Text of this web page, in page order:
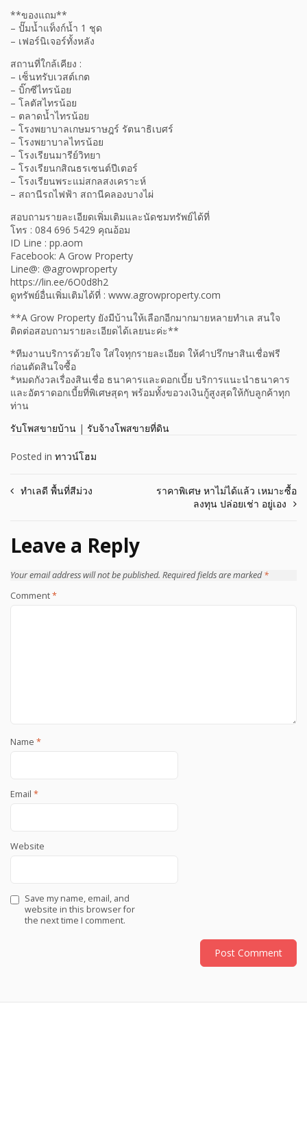
**ของแถม**
– ปั๊มน้ำแท็งก์น้ำ 1 ชุด
– เฟอร์นิเจอร์ทั้งหลัง
สถานที่ใกล้เคียง :
– เซ็นทรับเวสต์เกต
– บิ๊กซีไทรน้อย
– โลตัสไทรน้อย
– ตลาดน้ำไทรน้อย
– โรงพยาบาลเกษมราษฎร์ รัตนาธิเบศร์
– โรงพยาบาลไทรน้อย
– โรงเรียนมารีย์วิทยา
– โรงเรียนกสิณธรเซนต์ปีเตอร์
– โรงเรียนพระแม่สกลสงเคราะห์
– สถานีรถไฟฟ้า สถานีคลองบางไผ่
สอบถามรายละเอียดเพิ่มเติมและนัดชมทรัพย์ได้ที่
โทร : 084 696 5429 คุณอ้อม
ID Line : pp.aom
Facebook: A Grow Property
Line@: @agrowproperty
https://lin.ee/6O0d8h2
ดูทรัพย์อื่นเพิ่มเติมได้ที่ : www.agrowproperty.com
**A Grow Property ยังมีบ้านให้เลือกอีกมากมายหลายทำเล สนใจ
ติดต่อสอบถามรายละเอียดได้เลยนะค่ะ**
*ทีมงานบริการด้วยใจ ใส่ใจทุกรายละเอียด ให้คำปรึกษาสินเชื่อฟรี
ก่อนตัดสินใจซื้อ
*หมดกังวลเรื่องสินเชื่อ ธนาคารและดอกเบี้ย บริการแนะนำธนาคาร
และอัตราดอกเบี้ยที่พิเศษสุดๆ พร้อมทั้งขอวงเงินกู้สูงสุดให้กับลูกค้าทุก
ท่าน
รับโพสขายบ้าน | รับจ้างโพสขายที่ดิน
Posted in ทาวน์โฮม
Post
ทำเลดี พื้นที่สีม่วง
ราคาพิเศษ หาไม่ได้แล้ว เหมาะซื้อ
ลงทุน ปล่อยเช่า อยู่เอง
Leave a Reply
Your email address will not be published. Required fields are marked*
Comment*
Name *
Email *
Website
Save my name, email, and
website in this browser for
the next time I comment.